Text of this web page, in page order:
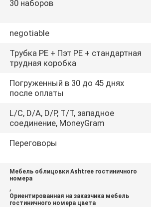
30 наборов
negotiable
Трубка PE + Пэт PE + стандартная
трудная коробка
Погруженный в 30 до 45 днях
после оплаты
L/C, D/A, D/P, T/T, западное
соединение, MoneyGram
Переговоры
Мебель облицовки Ashtree гостиничного
номера
,
Ориентированная на заказчика мебель
гостиничного номера цвета